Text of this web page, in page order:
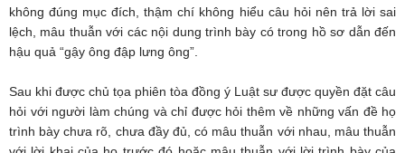
không đúng mục đích, thậm chí không hiểu câu hỏi nên trả lời sai
lệch, mâu thuẫn với các nội dung trình bày có trong hồ sơ dẫn đến
hậu quả “gậy ông đập lưng ông”.
Sau khi được chủ tọa phiên tòa đồng ý Luật sư được quyền đặt câu
hỏi với người làm chúng và chỉ được hỏi thêm về những vấn đề họ
trình bày chưa rõ, chưa đầy đủ, có mâu thuẫn với nhau, mâu thuẫn